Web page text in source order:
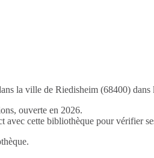
la ville de Riedisheim (68400)
ouverte en 2026.
avec cette bibliothèque pour vérifier